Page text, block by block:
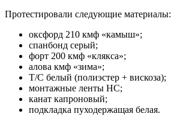
Протестировали следующие материалы:
оксфорд 210 кмф «камыш»;
спанбонд серый;
форт 200 кмф «клякса»;
алова кмф «зима»;
Т/С белый (полиэстер + вискоза);
монтажные ленты НС;
канат капроновый;
подкладка пуходержащая белая.